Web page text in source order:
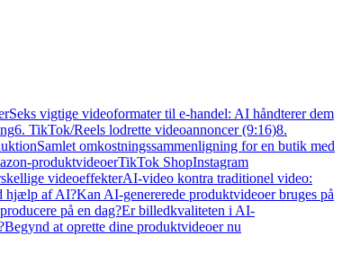
Seks vigtige videoformater til e-handel: AI håndterer dem
6. TikTok/Reels lodrette videoannoncer (9:16)8.
Samlet omkostningssammenligning for en butik med
produktvideoerTikTok ShopInstagram
videoeffekterAI-video kontra traditionel video:
hjælp af AI?Kan AI-genererede produktvideoer bruges på
på en dag?Er billedkvaliteten i AI-
Begynd at oprette dine produktvideoer nu